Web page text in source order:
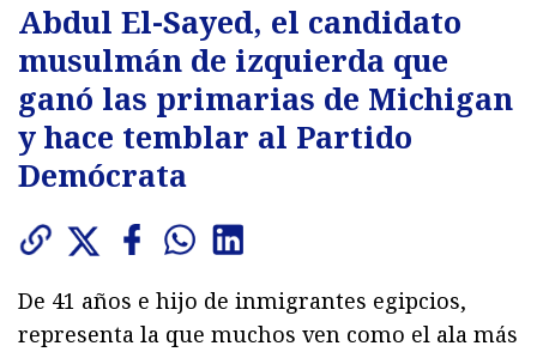
Abdul El-Sayed, el candidato
musulmán de izquierda que
ganó las primarias de Michigan
y hace temblar al Partido
Demócrata
De 41 años e hijo de inmigrantes egipcios,
representa la que muchos ven como el ala más